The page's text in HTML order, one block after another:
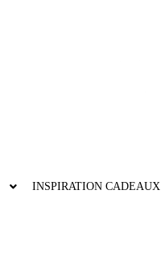
INSPIRATION CADEAUX